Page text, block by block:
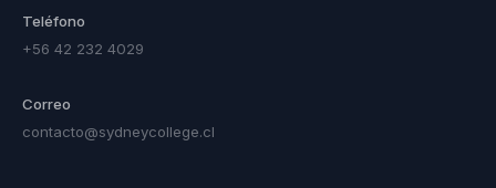
Teléfono
+56 42 232 4029
Correo
contacto@sydneycollege.cl